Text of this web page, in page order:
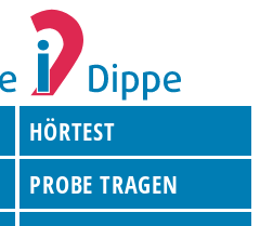
HÖRTEST
PROBE TRAGEN